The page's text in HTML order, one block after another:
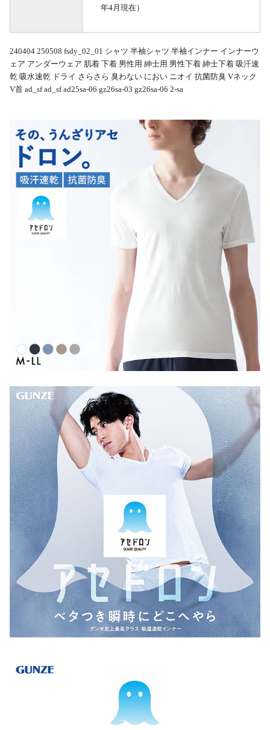
年4月現在）
240404 250508 fsdy_02_01 シャツ 半袖シャツ 半袖インナー インナーウ
ェア アンダーウェア 肌着 下着 男性用 紳士用 男性下着 紳士下着 吸汗速
乾 吸水速乾 ドライ さらさら 臭わない におい ニオイ 抗菌防臭 Vネック
V首 ad_sf ad_sf ad25sa-06 gz26sa-03 gz26sa-06 2-sa